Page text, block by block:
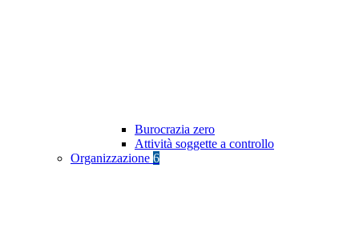
Burocrazia zero
Attività soggette a controllo
Organizzazione 6